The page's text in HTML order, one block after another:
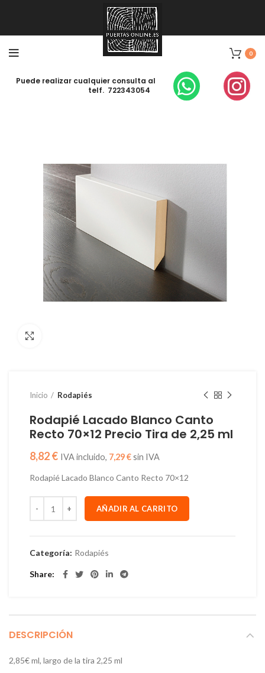
0
Puede realizar cualquier consulta al
telf. 722343054
Inicio Rodapiés
Rodapié Lacado Blanco Canto
Recto 70×12 Precio Tira de 2,25 ml
€ 7,29€
Rodapié Lacado Blanco Canto Recto 70×12
AÑADIR AL CARRITO
Categoría: Rodapiés
Share
DESCRIPCIÓN
2,85€ ml, largo de la tira 2,25 ml